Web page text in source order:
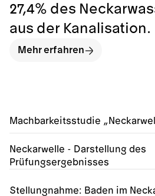
Machbarkeitsstudie
Neckarwelle - Darstellung des
Prüfungsergebnisses
Stellungnahme: Baden im
27,4% des
aus der Kanalisation.
Mehr erfahren